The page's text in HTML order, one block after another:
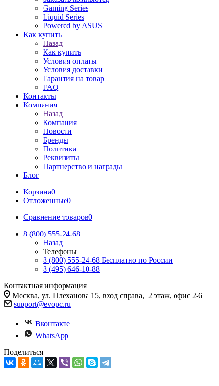
Gaming Series
Liquid Series
Powered by ASUS
Как купить
Назад
Как купить
Условия оплаты
Условия доставки
Гарантия на товар
FAQ
Контакты
Компания
Назад
Компания
Новости
Бренды
Политика
Реквизиты
Партнерство и награды
Блог
Корзина0
Отложенные0
Сравнение товаров0
8 (800) 555-24-68
Назад
Телефоны
8 (800) 555-24-68 Бесплатно по России
8 (495) 646-10-88
Контактная информация
Москва, ул. Плеханова 15, вход справа, 2 этаж, офис 2-6
support@evopc.ru
Вконтакте
WhatsApp
Поделиться